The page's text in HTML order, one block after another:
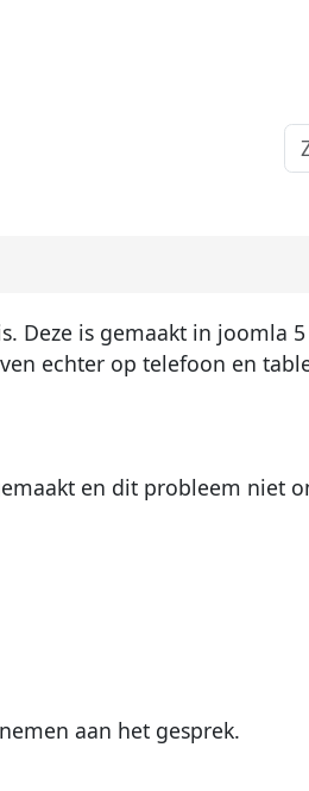
Deze is gemaakt in joomla
echter op telefoon en
en dit probleem niet
aan het gesprek.